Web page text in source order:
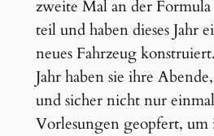
zweite Mal an der
teil und haben dieses Jahr
neues Fahrzeug
Jahr haben sie ihre
und sicher nicht nur
Vorlesungen geopfert,